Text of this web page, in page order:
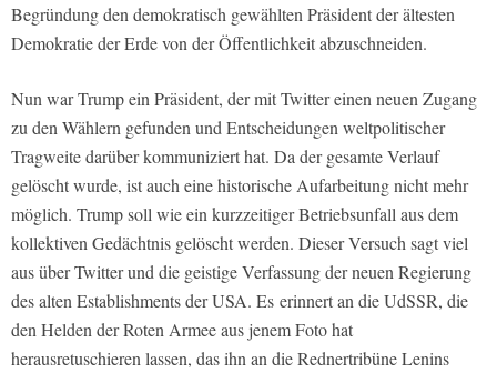
Begründung den demokratisch gewählten Präsident der ältesten
Demokratie der Erde von der Öffentlichkeit abzuschneiden.
Nun war Trump ein Präsident, der mit Twitter einen neuen Zugang
zu den Wählern gefunden und Entscheidungen weltpolitischer
Tragweite darüber kommuniziert hat. Da der gesamte Verlauf
gelöscht wurde, ist auch eine historische Aufarbeitung nicht mehr
möglich. Trump soll wie ein kurzzeitiger Betriebsunfall aus dem
kollektiven Gedächtnis gelöscht werden. Dieser Versuch sagt viel
aus über Twitter und die geistige Verfassung der neuen Regierung
des alten Establishments der USA. Es erinnert an die UdSSR, die
den Helden der Roten Armee aus jenem Foto hat
herausretuschieren lassen, das ihn an die Rednertribüne Lenins